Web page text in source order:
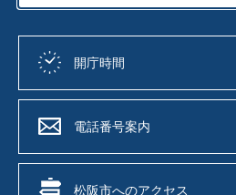
開庁時間
電話番号案内
松阪市へのアクセス